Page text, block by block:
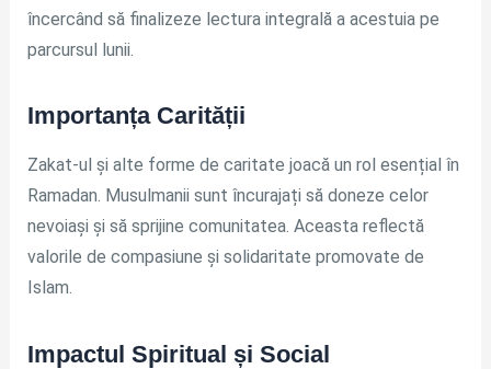
încercând să finalizeze lectura integrală a acestuia pe
parcursul lunii.
Importanța Carității
Zakat-ul și alte forme de caritate joacă un rol esențial în
Ramadan. Musulmanii sunt încurajați să doneze celor
nevoiași și să sprijine comunitatea. Aceasta reflectă
valorile de compasiune și solidaritate promovate de
Islam.
Impactul Spiritual și Social